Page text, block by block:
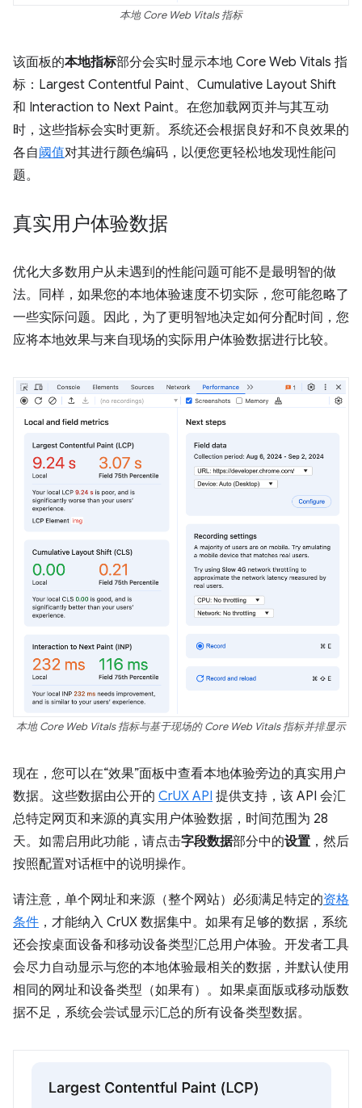
本地 Core Web Vitals 指标
该面板的本地指标部分会实时显示本地 Core Web Vitals 指
标：Largest Contentful Paint、Cumulative Layout Shift
和 Interaction to Next Paint。在您加载网页并与其互动
时，这些指标会实时更新。系统还会根据良好和不良效果的
各自阈值对其进行颜色编码，以便您更轻松地发现性能问
题。
真实用户体验数据
优化大多数用户从未遇到的性能问题可能不是最明智的做
法。同样，如果您的本地体验速度不切实际，您可能忽略了
一些实际问题。因此，为了更明智地决定如何分配时间，您
应将本地效果与来自现场的实际用户体验数据进行比较。
本地 Core Web Vitals 指标与基于现场的 Core Web Vitals 指标并排显示
现在，您可以在“效果”面板中查看本地体验旁边的真实用户
数据。这些数据由公开的 CrUX API 提供支持，该 API 会汇
总特定网页和来源的真实用户体验数据，时间范围为 28
天。如需启用此功能，请点击字段数据部分中的设置 ，然后
按照配置对话框中的说明操作。
请注意，单个网址和来源（整个网站）必须满足特定的资格
条件 ，才能纳入 CrUX 数据集中。如果有足够的数据，系统
还会按桌面设备和移动设备类型汇总用户体验。开发者工具
会尽力自动显示与您的本地体验最相关的数据，并默认使用
相同的网址和设备类型（如果有）。如果桌面版或移动版数
据不足，系统会尝试显示汇总的所有设备类型数据。